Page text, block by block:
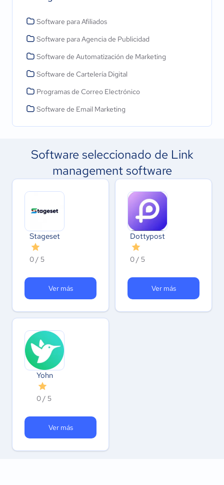
Software para Afiliados
Software para Agencia de Publicidad
Software de Automatización de Marketing
Software de Cartelería Digital
Programas de Correo Electrónico
Software de Email Marketing
Software seleccionado de Link
management software
Stageset
0 / 5
Ver más
Dottypost
0 / 5
Ver más
Yohn
0 / 5
Ver más